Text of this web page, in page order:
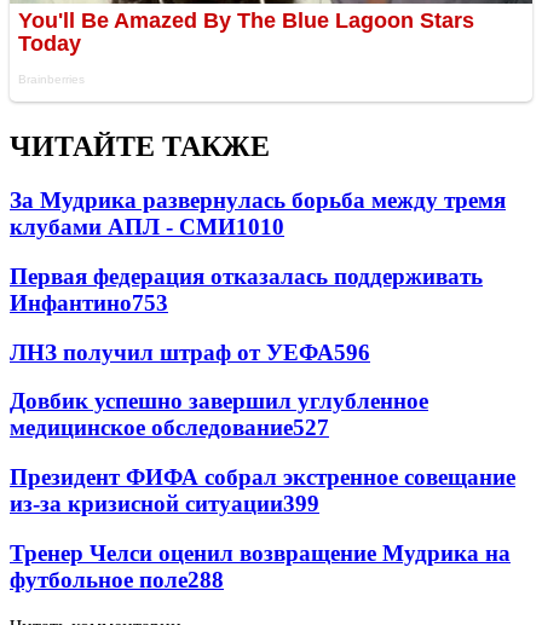
ЧИТАЙТЕ ТАКЖЕ
За Мудрика развернулась борьба между тремя
клубами АПЛ - СМИ1010
Первая федерация отказалась поддерживать
Инфантино753
ЛНЗ получил штраф от УЕФА596
Довбик успешно завершил углубленное
медицинское обследование527
Президент ФИФА собрал экстренное совещание
из-за кризисной ситуации399
Тренер Челси оценил возвращение Мудрика на
футбольное поле288